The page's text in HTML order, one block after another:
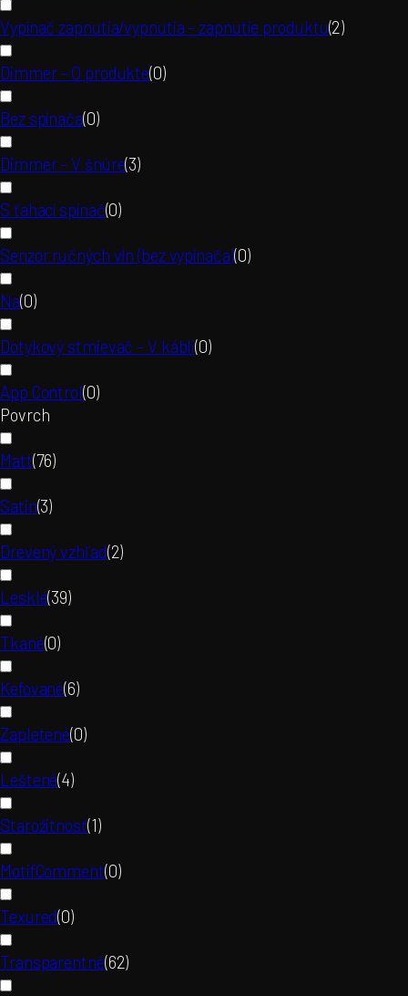
Vypínač zapnutia/vypnutia – zapnutie produktu(2)
Dimmer – O produkte(0)
Bez spínača(0)
Dimmer – V šnúre(3)
S ťahací spínač(0)
Senzor ručných vĺn (bez vypínača)(0)
Na(0)
Dotykový stmievač – V kábli(0)
App Control(0)
Povrch
Matt(76)
Satin(3)
Drevený vzhľad(2)
Lesklé(39)
Tkané(0)
Kefované(6)
Zapletené(0)
Leštené(4)
Starožitnosť(1)
MotifComment(0)
Texured(0)
Transparentné(62)